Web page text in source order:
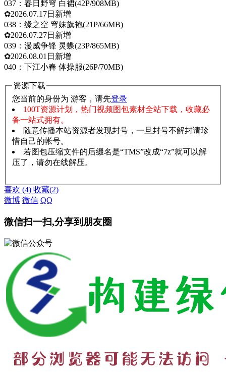
037：春日野穹 白裙(42P/908MB)
✿2026.07.17日新增
038：缘之空 穹妹旗袍(21P/66MB)
✿2026.07.27日新增
039：漫威争锋 灵蝶(23P/865MB)
✿2026.08.01日新增
040：下江小春 体操服(26P/70MB)
资源下载
您当前的身份为 游客，请先登录
100T资源计划，热门视频图包素材全站下载，收藏必
备一站式拥有。
随意传播本站资源者发现封号，一旦封号不解封请珍
惜自己的帐号。
若图包压缩文件的后缀名是“TMS”改成“7z”就可以解
压了，请勿在线解压。
喜欢 (4) 收藏(2)
微博 微信 QQ
微信扫一扫,分享到朋友圈